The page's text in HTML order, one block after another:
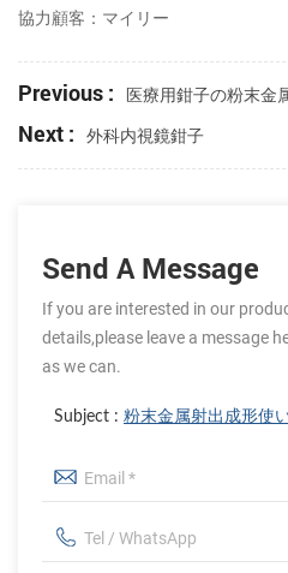
協力顧客：マイリー
Previous : 医療用鉗子の粉末金
Next : 外科内視鏡鉗子
Send A Message
If you are interested in our
details,please leave a message
as we can.
Subject : 粉末金属射出成形使